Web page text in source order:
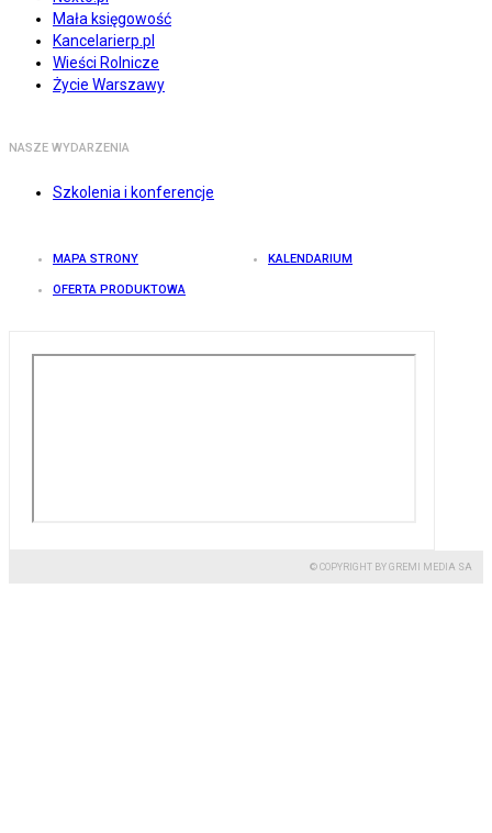
Mała księgowość
Kancelarierp.pl
Wieści Rolnicze
Życie Warszawy
NASZE WYDARZENIA
Szkolenia i konferencje
MAPA STRONY KALENDARIUM
OFERTA PRODUKTOWA
© COPYRIGHT BY GREMI MEDIA SA